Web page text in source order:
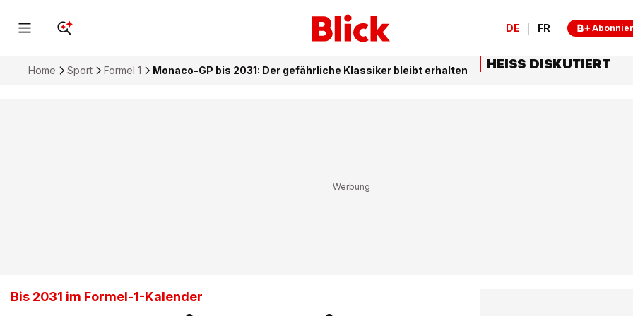
DE FR
Home Sport Formel 1 Monaco-GP bis 2031: Der gefährliche Klassiker bleibt erhalten
Bis 2031 im Formel-1-Kalender
HEISS DISKUTIERT